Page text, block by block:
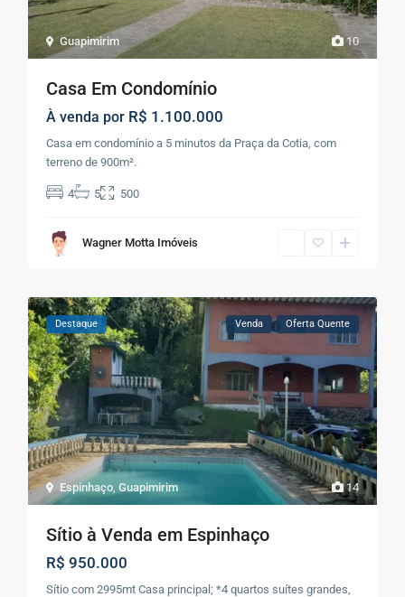
10
Guapimirim
Casa Em Condomínio
À venda por R$ 1.100.000
Casa em condomínio a 5 minutos da Praça da Cotia, com
terreno de 900m².
4 5 500
Wagner Motta Imóveis
14
Espinhaço,Guapimirim
Destaque Venda Oferta Quente
Sítio à Venda em Espinhaço
R$ 950.000
Sítio com 2995mt Casa principal; *4 quartos suítes grandes,